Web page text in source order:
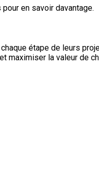
en savoir davantage.
étape de leurs
la valeur de